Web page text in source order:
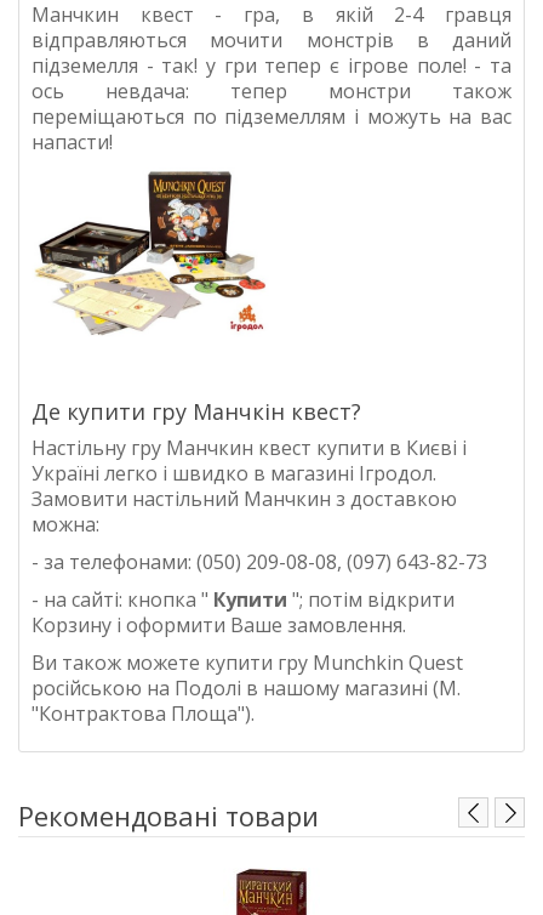
Манчкин квест - гра, в якій 2-4 гравця
відправляються мочити монстрів в даний
підземелля - так! у гри тепер є ігрове поле! - та
ось невдача: тепер монстри також
переміщаються по підземеллям і можуть на вас
напасти!
Де купити гру Манчкін квест?
Настільну гру Манчкин квест купити в Києві і
Україні легко і швидко в магазині Ігродол.
Замовити настільний Манчкин з доставкою
можна:
- за телефонами: (050) 209-08-08, (097) 643-82-73
- на сайті: кнопка " Купити "; потім відкрити
Корзину і оформити Ваше замовлення.
Ви також можете купити гру Munchkin Quest
російською на Подолі в нашому магазині (М.
"Контрактова Площа").
Рекомендовані товари